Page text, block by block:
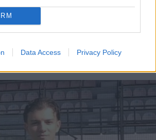
Data Access Privacy Policy
il Legnano calcio